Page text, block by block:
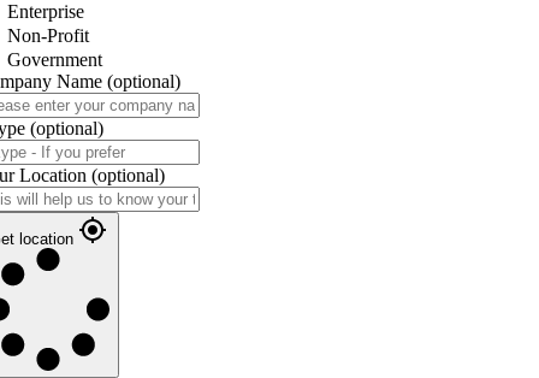
Enterprise
Non-Profit
Government
Name (optional)
(optional)
Location (optional)
location